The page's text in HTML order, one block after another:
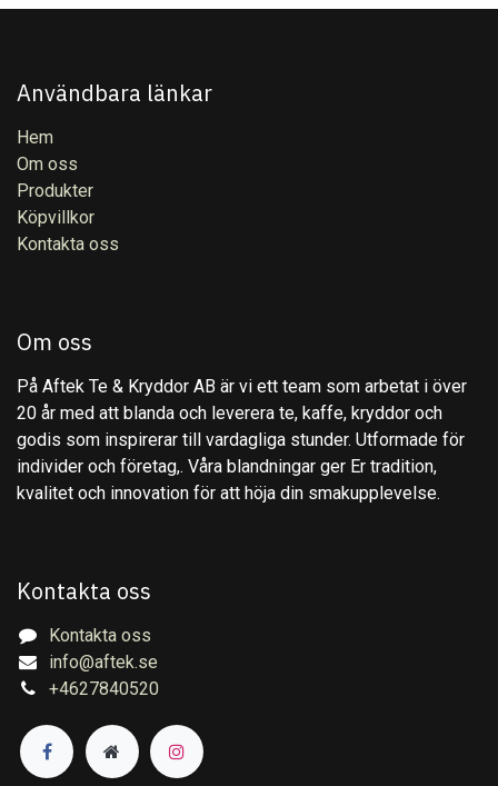
Användbara länkar
Hem
Om oss
Produkter
Köpvillkor
Kontakta oss
Om oss
På Aftek Te & Kryddor AB är vi ett team som arbetat i över
20 år med att blanda och leverera te, kaffe, kryddor och
godis som inspirerar till vardagliga stunder. Utformade för
individer och företag,. Våra blandningar ger Er tradition,
kvalitet och innovation för att höja din smakupplevelse.
Kontakta oss
Kontakta oss
info@aftek.se
+4627840520